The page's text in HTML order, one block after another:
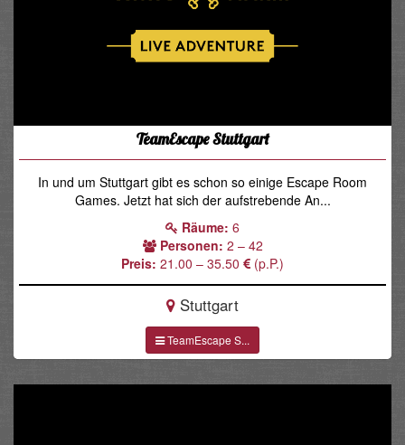
TeamEscape Stuttgart
In und um Stuttgart gibt es schon so einige Escape Room
Games. Jetzt hat sich der aufstrebende An...
Räume: 6
Personen: 2 – 42
Preis: 21.00 – 35.50 (p.P.)
Stuttgart
TeamEscape S...